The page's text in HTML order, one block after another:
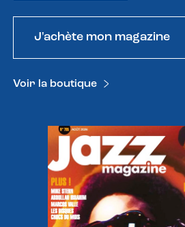
J'achète mon magazine
Voir la boutique